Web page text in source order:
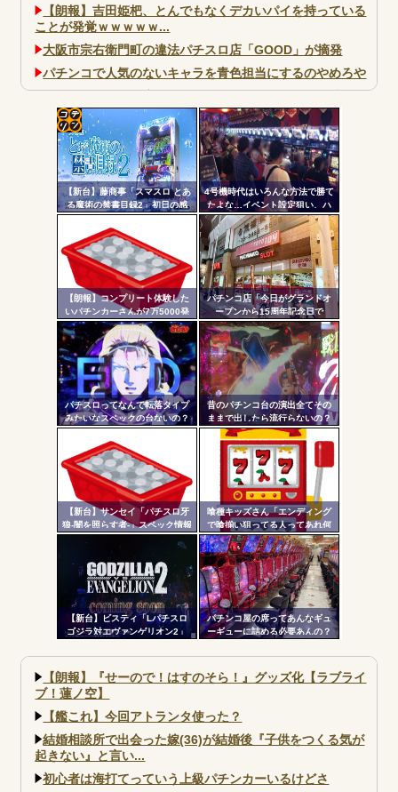
【朗報】吉田姫杷、とんでもなくデカいパイを持っている
ことが発覚ｗｗｗｗｗ...
大阪市宗右衛門町の違法パチスロ店「GOOD」が摘発
パチンコで人気のないキャラを青色担当にするのやめろや
「今までありがとう」と...
無職のパチンコカス(22)なんやが、ワイの人生どれくらい
ヤバいか教えて？...
AngelBeats!とかいうクソアニメの思い出ｗｗｗ
Powered by livedoor 相互RSS
【新台】藤商事「スマスロ とあ
る魔術の禁書目録2」初日の感
想・評判まとめ！噛み合った瞬
間はめっちゃおもろい。全6&コ
ンプリートデータも
4号機時代はいろんな方法で勝て
たよな…イベント設定狙い、ハ
イエナ、超技術介入機、新装狙
い…
【朗報】コンプリート体験した
いパチンカーさんが7万5000発
出ている台に着席した結果ｗｗ
ｗ
パチンコ店「今日がグランドオ
ープンから15周年記念日で
す！」←ワイ「五万負けてま
す」
パチスロってなんで転落タイプ
みたいなスペックの台ないの？
昔のパチンコ台の演出全てその
ままで出したら流行らないの？
【新台】サンセイ「パチスロ牙
狼-闇を照らす者-」スペック情報
ボ突破型、究極魔戒RUSHは継続
率82.6%のバトルタイプAT
喰種キッズさん「エンディング
で喰揃い狙ってる人ってあれ何
の意味があるの？」
【新台】ビスティ「Lパチスロ
ゴジラ対エヴァンゲリオン2」
来！！！
パチンコ屋の席ってあんなギュ
ーギューに詰める必要あんの？
コテ
リン
- 固
ンク
自動
更新
ツー
ル
【朗報】『せーので！はすのそら！』グッズ化【ラブライ
ブ！蓮ノ空】
【艦これ】今回アトランタ使った？
結婚相談所で出会った嫁(36)が結婚後『子供をつくる気が
起きない』と言い...
初心者は海打てっていう上級パチンカーいるけどさ